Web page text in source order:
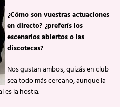
¿Cómo son vuestras actuaciones
en directo? ¿preferís los
escenarios abiertos o las
discotecas?
Nos gustan ambos, quizás en club
sea todo más cercano, aunque la
es la hostia.